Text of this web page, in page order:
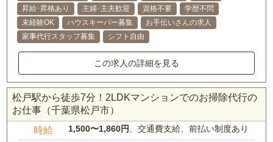
昇給･昇格あり 主婦･主夫歓迎 資格不要
学歴不問
未経験OK
ハウスキーパー募集
お手伝いさんの求人
家事代行スタッフ募集
シフト自由
この求人の詳細を見る
松戸駅から徒歩7分！2LDKマンションでのお掃除代行の
お仕事（千葉県松戸市）
時給 1,500〜1,860円 、交通費支給、前払い制度あり